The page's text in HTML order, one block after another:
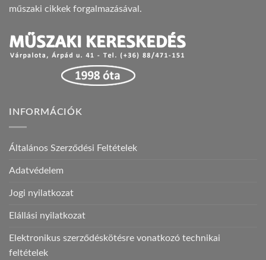
műszaki cikkek forgalmazásával.
INFORMÁCIÓK
Általános Szerződési Feltételek
Adatvédelem
Jogi nyilatkozat
Elállási nyilatkozat
Elektronikus szerződéskötésre vonatkozó technikai
feltételek